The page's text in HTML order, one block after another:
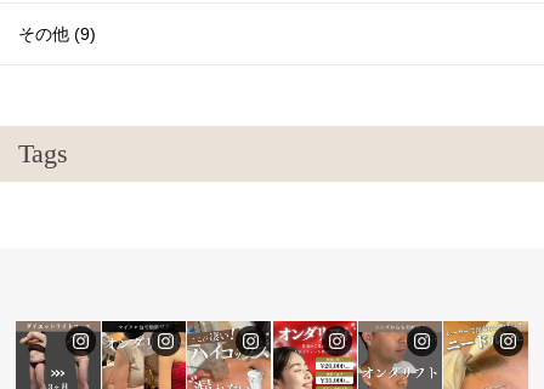
その他 (9)
Tags